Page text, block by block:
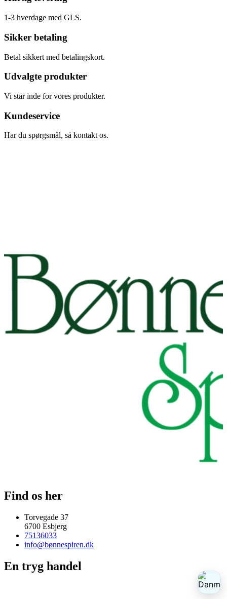
1-3 hverdage med GLS.
Sikker betaling
Betal sikkert med betalingskort.
Udvalgte produkter
Vi står inde for vores produkter.
Kundeservice
Har du spørgsmål, så kontakt os.
Find os her
Torvegade 37
6700 Esbjerg
75136033
info@bønnespiren.dk
En tryg handel